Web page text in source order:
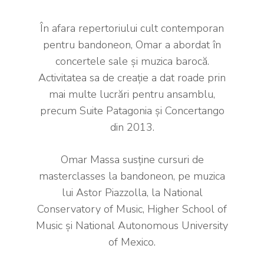
În afara repertoriului cult contemporan
pentru bandoneon, Omar a abordat în
concertele sale şi muzica barocă.
Activitatea sa de creaţie a dat roade prin
mai multe lucrări pentru ansamblu,
precum Suite Patagonia şi Concertango
din 2013.
Omar Massa susţine cursuri de
masterclasses la bandoneon, pe muzica
lui Astor Piazzolla, la National
Conservatory of Music, Higher School of
Music și National Autonomous University
of Mexico.